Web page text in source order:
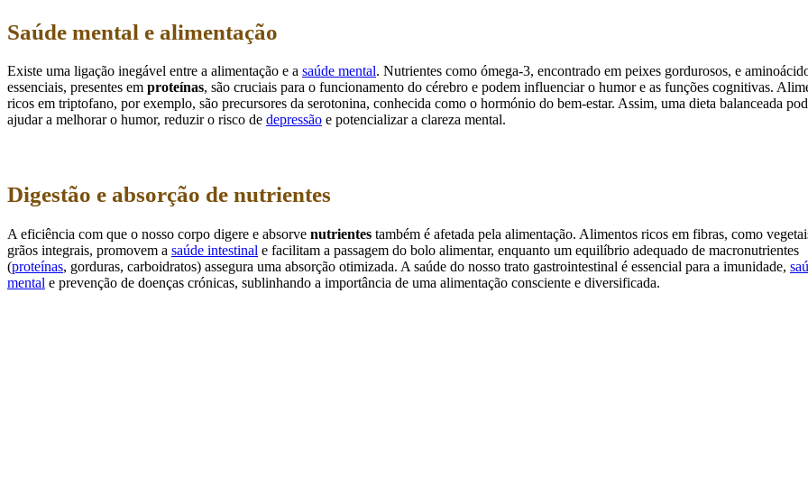
Saúde mental e alimentação
Existe uma ligação inegável entre a alimentação e a saúde mental. Nutrientes como ómega-3, encontrado em peixes gordurosos, e
essenciais, presentes em proteínas, são cruciais para o funcionamento do cérebro e podem influenciar o humor e as funções cognitivas.
ricos em triptofano, por exemplo, são precursores da serotonina, conhecida como o hormónio do bem-estar. Assim, uma dieta balanceada
ajudar a melhorar o humor, reduzir o risco de depressão e potencializar a clareza mental.
Digestão e absorção de nutrientes
A eficiência com que o nosso corpo digere e absorve nutrientes também é afetada pela alimentação. Alimentos ricos em fibras, como
grãos integrais, promovem a saúde intestinal e facilitam a passagem do bolo alimentar, enquanto um equilíbrio adequado de macronutrientes
(proteínas, gorduras, carboidratos) assegura uma absorção otimizada. A saúde do nosso trato gastrointestinal é essencial para a imunidade,
mental e prevenção de doenças crónicas, sublinhando a importância de uma alimentação consciente e diversificada.